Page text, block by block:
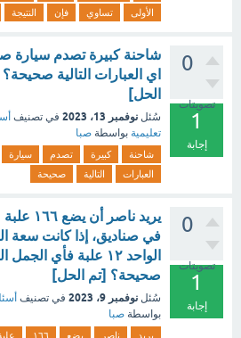
الأولى
تساوي فإن النتيجة
0
تصويتات
1
إجابة
شاحنة كبيرة تصدم سيارة
اي العبارات التالية
الحل]
سُئل نوفمبر 13، 2023 في تصنيف
تعليمية بواسطة صبا
شاحنة كبيرة تصدم سيارة
العبارات
التالية صحيحة
0
تصويتات
1
إجابة
يريد ناصر أن
في صناديق، إذا كانت سعة
الواحد ١٢ علبة فأي الجمل
صحيحة؟ [تم الحل]
سُئل نوفمبر 9، 2023 في تصنيف
بواسطة صبا
يريد ناصر يضع ١٦٦